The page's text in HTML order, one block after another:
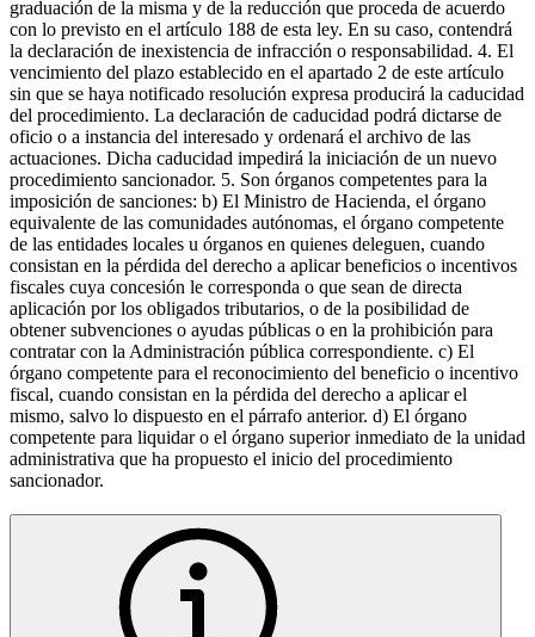
graduación de la misma y de la reducción que proceda de acuerdo
con lo previsto en el artículo 188 de esta ley. En su caso, contendrá
la declaración de inexistencia de infracción o responsabilidad. 4. El
vencimiento del plazo establecido en el apartado 2 de este artículo
sin que se haya notificado resolución expresa producirá la caducidad
del procedimiento. La declaración de caducidad podrá dictarse de
oficio o a instancia del interesado y ordenará el archivo de las
actuaciones. Dicha caducidad impedirá la iniciación de un nuevo
procedimiento sancionador. 5. Son órganos competentes para la
imposición de sanciones: b) El Ministro de Hacienda, el órgano
equivalente de las comunidades autónomas, el órgano competente
de las entidades locales u órganos en quienes deleguen, cuando
consistan en la pérdida del derecho a aplicar beneficios o incentivos
fiscales cuya concesión le corresponda o que sean de directa
aplicación por los obligados tributarios, o de la posibilidad de
obtener subvenciones o ayudas públicas o en la prohibición para
contratar con la Administración pública correspondiente. c) El
órgano competente para el reconocimiento del beneficio o incentivo
fiscal, cuando consistan en la pérdida del derecho a aplicar el
mismo, salvo lo dispuesto en el párrafo anterior. d) El órgano
competente para liquidar o el órgano superior inmediato de la unidad
administrativa que ha propuesto el inicio del procedimiento
sancionador.